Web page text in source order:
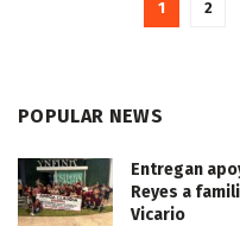
1 2
POPULAR NEWS
Entregan
Reyes a
Vicario